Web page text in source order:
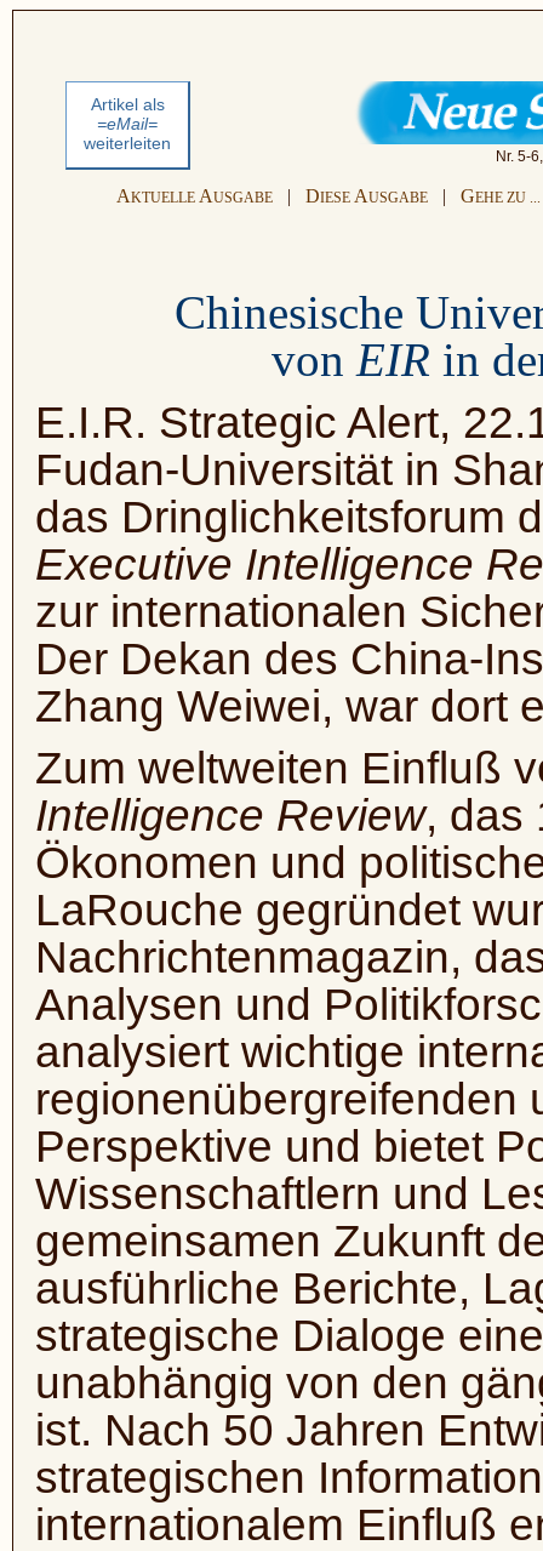
Artikel als
=eMail=
weiterleiten
Nr. 5-
AKTUELLE AUSGABE | DIESE AUSGABE | GEHE ZU ...
Chinesische
von EIR in
E.I.R. Strategic Alert,
Fudan-Universität in
das Dringlichkeitsforum
Executive Intelligence
zur internationalen
Der Dekan des China-
Zhang Weiwei, war dort
Zum weltweiten Einfluß
Intelligence Review, das
Ökonomen und
LaRouche gegründet
Nachrichtenmagazin,
Analysen und
analysiert wichtige
regionenübergreifenden
Perspektive und bietet
Wissenschaftlern und
gemeinsamen Zukunft
ausführliche Berichte,
strategische Dialoge
unabhängig von den
ist. Nach 50 Jahren
strategischen
internationalem Einfluß